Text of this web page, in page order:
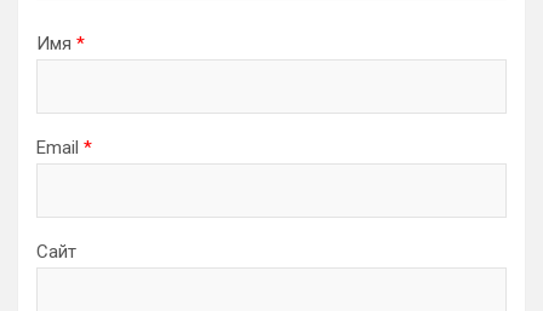
Имя *
Email *
Сайт